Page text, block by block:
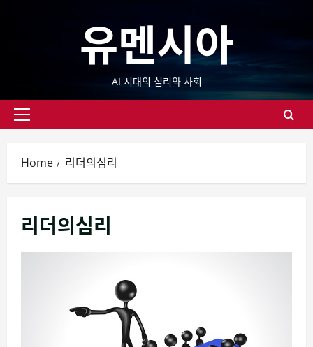
유멘시아
AI 시대의 심리와 사회
Primary
Home 리더의심리
리더의심리